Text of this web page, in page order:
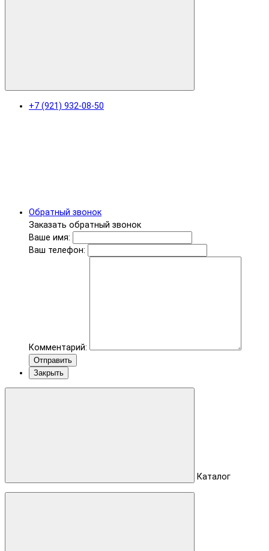
+7 (921) 932-08-50
Обратный звонок
Заказать обратный звонок
Ваше имя:
Ваш телефон:
Комментарий:
Отправить
Закрыть
Каталог